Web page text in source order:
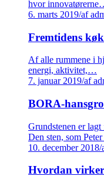
hvor
6. marts 2019/af
Fremtidens
Af alle rummene i
energi, aktivitet,…
7. januar 2019/af
BORA-
Grundstenen er
Den sten, som
10. december 2018/
Hvordan